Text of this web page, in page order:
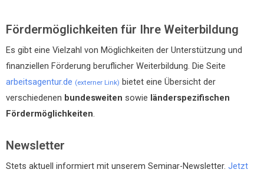
Fördermöglichkeiten für Ihre Weiterbildung
Es gibt eine Vielzahl von Möglichkeiten der Unterstützung und
finanziellen Förderung beruflicher Weiterbildung. Die Seite
arbeitsagentur.de (externer Link) bietet eine Übersicht der
verschiedenen bundesweiten sowie länderspezifischen
Fördermöglichkeiten.
Newsletter
Stets aktuell informiert mit unserem Seminar-Newsletter. Jetzt